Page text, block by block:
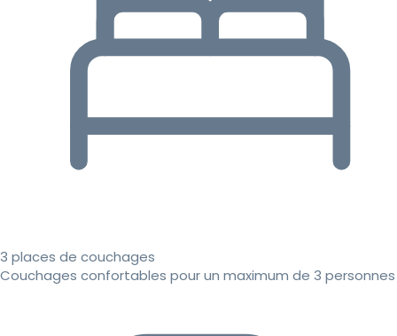
3 places de couchages
Couchages confortables pour un maximum de 3 personnes